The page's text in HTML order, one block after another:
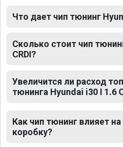
Что дает чип тюнинг
Сколько стоит чип
CRDI?
Увеличится ли расход
тюнинга Hyundai i30 I 1.6
Как чип тюнинг влияет на
коробку?